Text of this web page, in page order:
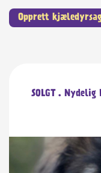
Opprett
SOLGT .